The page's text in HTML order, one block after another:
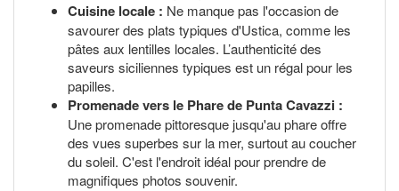
Cuisine locale : Ne manque pas l'occasion de
savourer des plats typiques d'Ustica, comme les
pâtes aux lentilles locales. L’authenticité des
saveurs siciliennes typiques est un régal pour les
papilles.
Promenade vers le Phare de Punta Cavazzi :
Une promenade pittoresque jusqu'au phare offre
des vues superbes sur la mer, surtout au coucher
du soleil. C'est l'endroit idéal pour prendre de
magnifiques photos souvenir.